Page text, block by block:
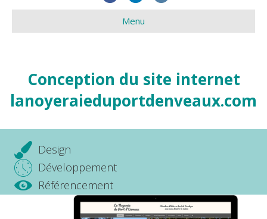
Menu
Conception du site internet
lanoyeraieduportdenveaux.com
Design
Développement
Référencement